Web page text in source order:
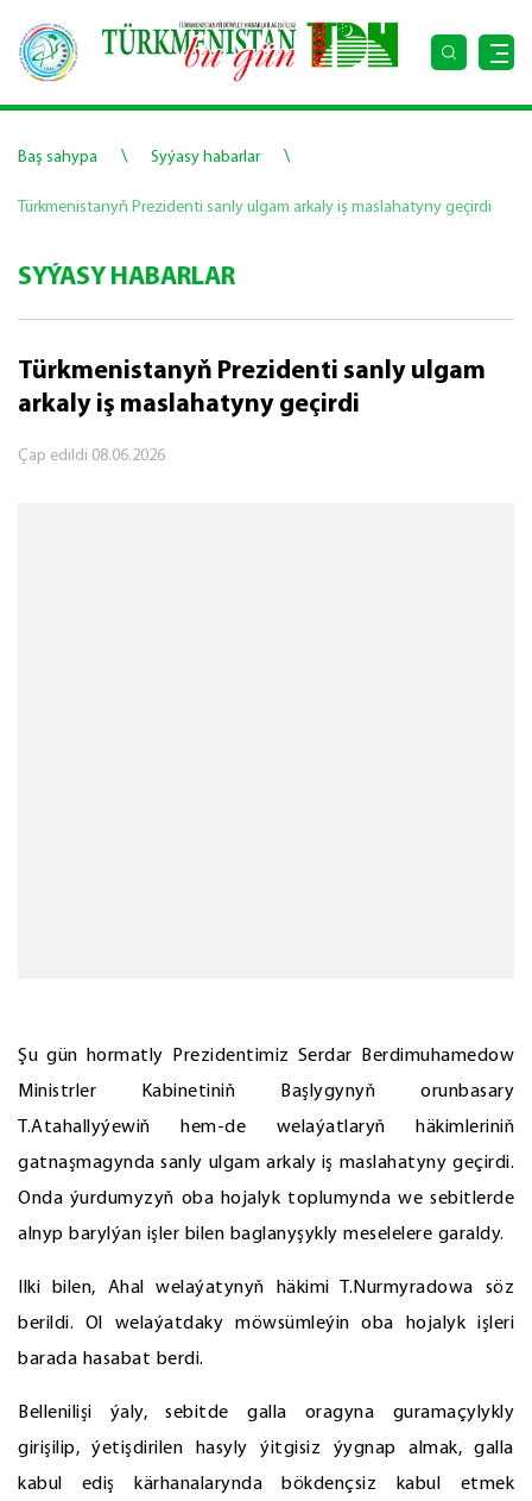
Baş sahypa \ Syýasy habarlar \
Türkmenistanyň Prezidenti sanly ulgam arkaly iş maslahatyny geçirdi
SYÝASY HABARLAR
Türkmenistanyň Prezidenti sanly ulgam
arkaly iş maslahatyny geçirdi
Çap edildi 08.06.2026
Şu gün hormatly Prezidentimiz Serdar Berdimuhamedow
Ministrler Kabinetiniň Başlygynyň orunbasary
T.Atahallyýewiň hem-de welaýatlaryň häkimleriniň
gatnaşmagynda sanly ulgam arkaly iş maslahatyny geçirdi.
Onda ýurdumyzyň oba hojalyk toplumynda we sebitlerde
alnyp barylýan işler bilen baglanyşykly meselelere garaldy.
Ilki bilen, Ahal welaýatynyň häkimi T.Nurmyradowa söz
berildi. Ol welaýatdaky möwsümleýin oba hojalyk işleri
barada hasabat berdi.
Bellenilişi ýaly, sebitde galla oragyna guramaçylykly
girişilip, ýetişdirilen hasyly ýitgisiz ýygnap almak, galla
kabul ediş kärhanalarynda bökdençsiz kabul etmek